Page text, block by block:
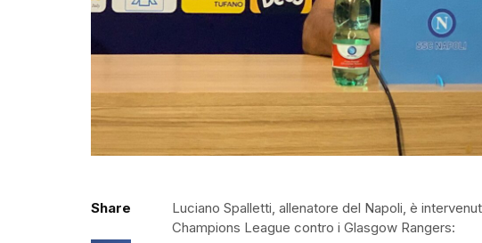
Share
Luciano Spalletti, allenatore del Napoli, è
Champions League contro i Glasgow Rangers: